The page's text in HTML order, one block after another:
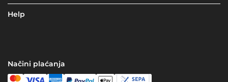
Help
Načini plaćanja